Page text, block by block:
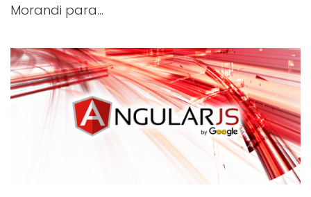
Morandi para...